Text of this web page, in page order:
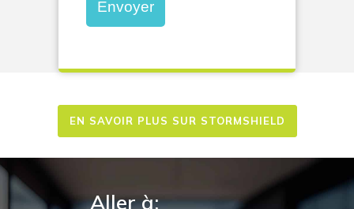
EN SAVOIR PLUS SUR STORMSHIELD
Aller à: